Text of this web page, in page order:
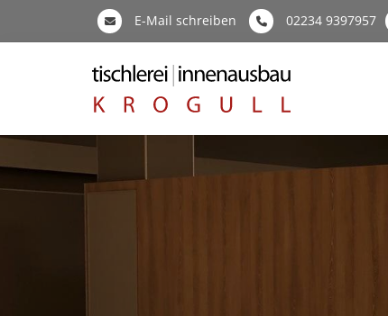
E-Mail schreiben 02234 9397957